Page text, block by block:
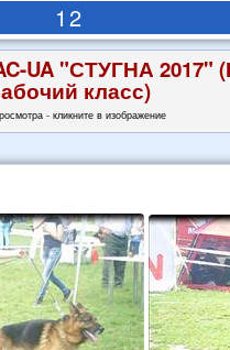
1 2
UA "СТУГНА 2017"
класс)
- кликните в изображение